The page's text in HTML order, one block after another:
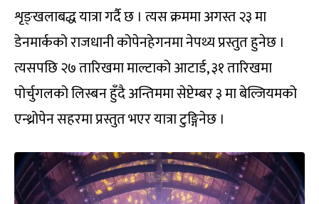
शृङ्खलाबद्ध यात्रा गर्दै छ । त्यस क्रममा अगस्त २३ मा
डेनमार्कको राजधानी कोपेनहेगनमा नेपथ्य प्रस्तुत हुनेछ ।
त्यसपछि २७ तारिखमा माल्टाको आटार्ड, ३१ तारिखमा
पोर्चुगलको लिस्बन हुँदै अन्तिममा सेप्टेम्बर ३ मा बेल्जियमको
एन्थ्रोपेन सहरमा प्रस्तुत भएर यात्रा टुङ्गिनेछ ।